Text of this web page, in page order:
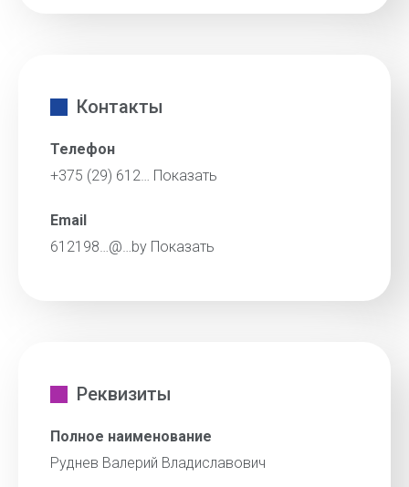
Контакты
Телефон
+375 (29) 612… Показать
Email
612198…@…by Показать
Реквизиты
Полное наименование
Руднев Валерий Владиславович